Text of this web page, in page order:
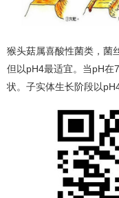
猴头菇属喜酸性菌类，菌
但以pH4最适宜。当pH在
状。子实体生长阶段以